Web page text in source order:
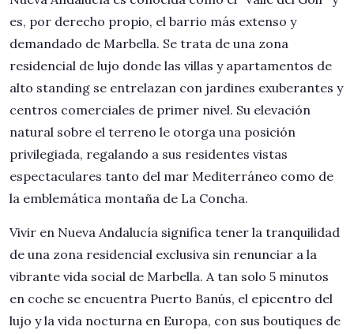
es, por derecho propio, el barrio más extenso y
demandado de Marbella. Se trata de una zona
residencial de lujo donde las villas y apartamentos de
alto standing se entrelazan con jardines exuberantes y
centros comerciales de primer nivel. Su elevación
natural sobre el terreno le otorga una posición
privilegiada, regalando a sus residentes vistas
espectaculares tanto del mar Mediterráneo como de
la emblemática montaña de La Concha.
Vivir en Nueva Andalucía significa tener la tranquilidad
de una zona residencial exclusiva sin renunciar a la
vibrante vida social de Marbella. A tan solo 5 minutos
en coche se encuentra Puerto Banús, el epicentro del
lujo y la vida nocturna en Europa, con sus boutiques de